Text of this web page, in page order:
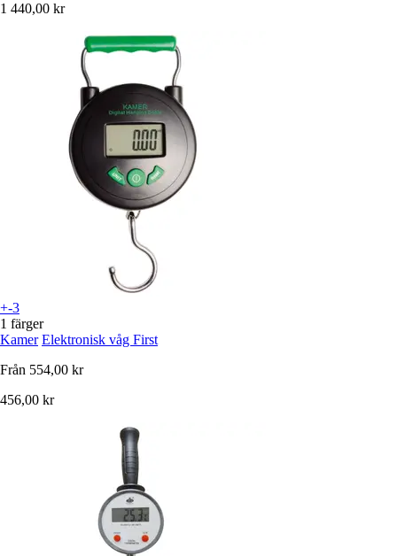
1 440,00 kr
+-3
1 färger
Kamer Elektronisk våg First
Från 554,00 kr
456,00 kr